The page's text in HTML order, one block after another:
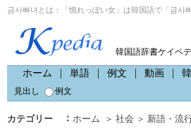
금사빠녀とは：「惚れっぽい女」は韓国語で「금사
韓国語辞書ケイペ
ホーム 単語 例文 動画
見出し 例文
カテゴリー ： ホーム ＞ 社会 ＞ 新語・流